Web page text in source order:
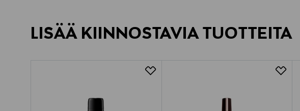
LISÄÄ KIINNOSTAVIA TUOTTEITA